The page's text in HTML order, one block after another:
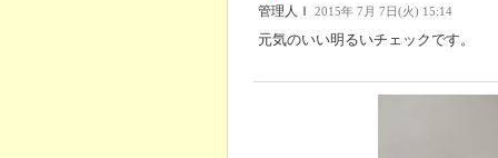
管理人Ｉ 2015年 7月 7日(火) 15:14
元気のいい明るいチェックです。